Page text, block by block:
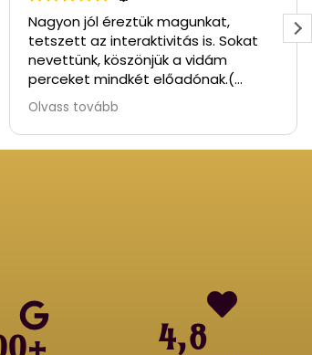
Nagyon jól éreztük magunkat,
tetszett az interaktivitás is. Sokat
nevettünk, köszönjük a vidám
perceket mindkét előadónak.(
Ágyban párban című előadás.).
Hevér Gábor és Parti Nóra
fantasztikus páros.
Olvass tovább
4,8